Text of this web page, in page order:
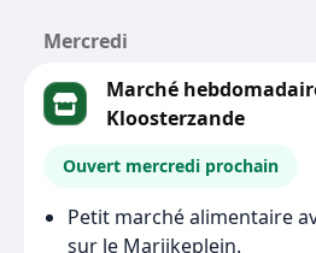
Mercredi
Marché
Kloosterzande
Ouvert mercredi prochain
Petit marché alimentaire
sur le Marijkeplein.